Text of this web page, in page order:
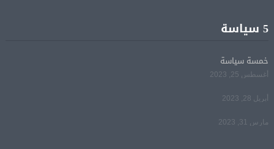
مي سليم: سعيدة بالعودة الى الكوميديا 5 سياسة
خمسة سياسة
أغسطس 25, 2023
أبريل 28, 2023
مارس 31, 2023